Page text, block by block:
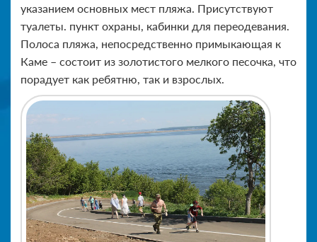
указанием основных мест пляжа. Присутствуют
туалеты. пункт охраны, кабинки для переодевания.
Полоса пляжа, непосредственно примыкающая к
Каме – состоит из золотистого мелкого песочка, что
порадует как ребятню, так и взрослых.